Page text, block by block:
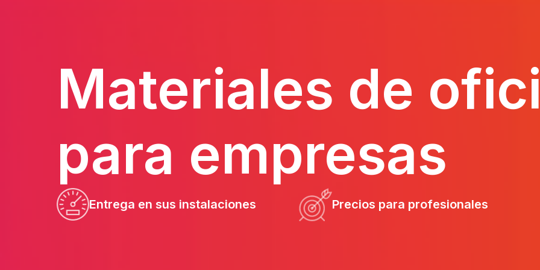
Materiales de
para empresas
Entrega en sus instalaciones Precios para profesionales